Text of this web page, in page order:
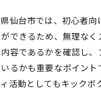
仙台市では、初心者向
できるため、無理なく
容であるかを確認し
かも重要なポイント
活動としてもキックボ